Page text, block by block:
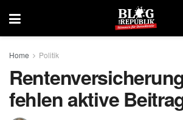
Home Politik
fehlen aktive